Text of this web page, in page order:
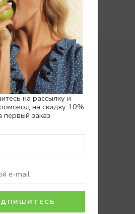
на рассылку и
на скидку 10%
первый заказ
Доставка
лояльности
МЫ РЯДОМ: